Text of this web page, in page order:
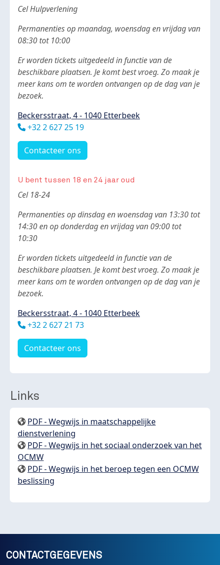
Body
Cel Hulpverlening
Permanenties op maandag, woensdag en vrijdag van
08:30 tot 10:00
Er worden tickets uitgedeeld in functie van de
beschikbare plaatsen. Je komt best vroeg. Zo maak je
meer kans om te worden ontvangen op de dag van je
bezoek.
Beckersstraat, 4 - 1040 Etterbeek
Téléphone
+32 2 627 25 19
Contacteer ons
U bent tussen 18 en 24 jaar oud
Body
Cel 18-24
Permanenties op dinsdag en woensdag van 13:30 tot
14:30 en op donderdag en vrijdag van 09:00 tot
10:30
Er worden tickets uitgedeeld in functie van de
beschikbare plaatsen. Je komt best vroeg. Zo maak je
meer kans om te worden ontvangen op de dag van je
bezoek.
Beckersstraat, 4 - 1040 Etterbeek
Téléphone
+32 2 627 21 73
Contacteer ons
Links
PDF - Wegwijs in maatschappelijke
dienstverlening
PDF - Wegwijs in het sociaal onderzoek van het
OCMW
PDF - Wegwijs in het beroep tegen een OCMW
beslissing
CONTACTGEGEVENS